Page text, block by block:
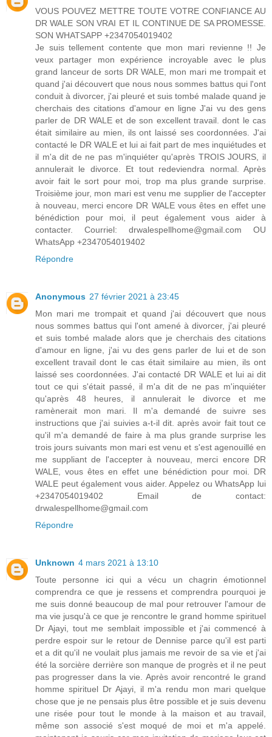
VOUS POUVEZ METTRE TOUTE VOTRE CONFIANCE AU
DR WALE SON VRAI ET IL CONTINUE DE SA PROMESSE.
SON WHATSAPP +2347054019402
Je suis tellement contente que mon mari revienne !! Je
veux partager mon expérience incroyable avec le plus
grand lanceur de sorts DR WALE, mon mari me trompait et
quand j'ai découvert que nous nous sommes battus qui l'ont
conduit à divorcer, j'ai pleuré et suis tombé malade quand je
cherchais des citations d'amour en ligne J'ai vu des gens
parler de DR WALE et de son excellent travail. dont le cas
était similaire au mien, ils ont laissé ses coordonnées. J'ai
contacté le DR WALE et lui ai fait part de mes inquiétudes et
il m'a dit de ne pas m'inquiéter qu'après TROIS JOURS, il
annulerait le divorce. Et tout redeviendra normal. Après
avoir fait le sort pour moi, trop ma plus grande surprise.
Troisième jour, mon mari est venu me supplier de l'accepter
à nouveau, merci encore DR WALE vous êtes en effet une
bénédiction pour moi, il peut également vous aider à
contacter. Courriel: drwalespellhome@gmail.com OU
WhatsApp +2347054019402
Répondre
Anonymous 27 février 2021 à 23:45
Mon mari me trompait et quand j'ai découvert que nous
nous sommes battus qui l'ont amené à divorcer, j'ai pleuré
et suis tombé malade alors que je cherchais des citations
d'amour en ligne, j'ai vu des gens parler de lui et de son
excellent travail dont le cas était similaire au mien, ils ont
laissé ses coordonnées. J'ai contacté DR WALE et lui ai dit
tout ce qui s'était passé, il m'a dit de ne pas m'inquiéter
qu'après 48 heures, il annulerait le divorce et me
ramènerait mon mari. Il m'a demandé de suivre ses
instructions que j'ai suivies a-t-il dit. après avoir fait tout ce
qu'il m'a demandé de faire à ma plus grande surprise les
trois jours suivants mon mari est venu et s'est agenouillé en
me suppliant de l'accepter à nouveau, merci encore DR
WALE, vous êtes en effet une bénédiction pour moi. DR
WALE peut également vous aider. Appelez ou WhatsApp lui
+2347054019402 Email de contact:
drwalespellhome@gmail.com
Répondre
Unknown 4 mars 2021 à 13:10
Toute personne ici qui a vécu un chagrin émotionnel
comprendra ce que je ressens et comprendra pourquoi je
me suis donné beaucoup de mal pour retrouver l'amour de
ma vie jusqu'à ce que je rencontre le grand homme spirituel
Dr Ajayi, tout me semblait impossible et j'ai commencé à
perdre espoir sur le retour de Dennise parce qu'il est parti
et a dit qu'il ne voulait plus jamais me revoir de sa vie et j'ai
été la sorcière derrière son manque de progrès et il ne peut
pas progresser dans la vie. Après avoir rencontré le grand
homme spirituel Dr Ajayi, il m'a rendu mon mari quelque
chose que je ne pensais plus être possible et je suis devenu
une risée pour tout le monde à la maison et au travail,
même son associé s'est moqué de moi et m'a appelé.